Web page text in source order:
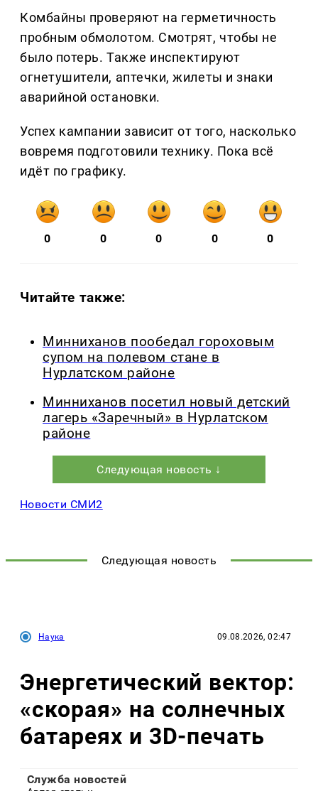
Комбайны проверяют на герметичность
пробным обмолотом. Смотрят, чтобы не
было потерь. Также инспектируют
огнетушители, аптечки, жилеты и знаки
аварийной остановки.
Успех кампании зависит от того, насколько
вовремя подготовили технику. Пока всё
идёт по графику.
0 0 0 0 0
Читайте также:
Минниханов пообедал гороховым
супом на полевом стане в
Нурлатском районе
Минниханов посетил новый детский
лагерь «Заречный» в Нурлатском
районе
Следующая новость ↓
Новости СМИ2
Следующая новость
Наука 09.08.2026, 02:47
Энергетический вектор:
«скорая» на солнечных
батареях и 3D-печать
Служба новостей